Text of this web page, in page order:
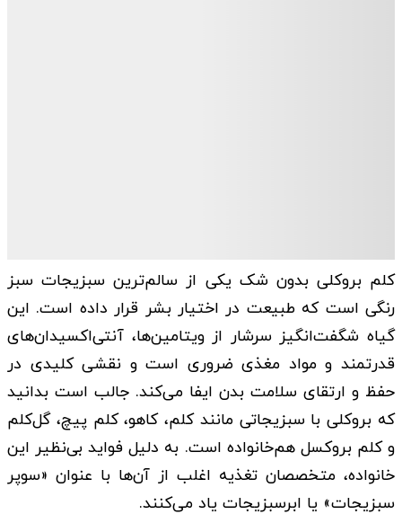
کلم بروکلی بدون شک یکی از سالم‌ترین سبزیجات سبز
رنگی است که طبیعت در اختیار بشر قرار داده است. این
گیاه شگفت‌انگیز سرشار از ویتامین‌ها، آنتی‌اکسیدان‌های
قدرتمند و مواد مغذی ضروری است و نقشی کلیدی در
حفظ و ارتقای سلامت بدن ایفا می‌کند. جالب است بدانید
که بروکلی با سبزیجاتی مانند کلم، کاهو، کلم پیچ، گل‌کلم
و کلم بروکسل هم‌خانواده است. به دلیل فواید بی‌نظیر این
خانواده، متخصصان تغذیه اغلب از آن‌ها با عنوان «سوپر
سبزیجات» یا ابرسبزیجات یاد می‌کنند.